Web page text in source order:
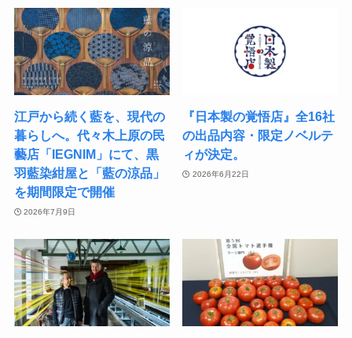
江戸から続く藍を、現代の
暮らしへ。代々木上原の民
藝店「IEGNIM」にて、黒
羽藍染紺屋と「藍の涼品」
を期間限定で開催
2026年7月9日
『日本製の覚悟店』全16社
の出品内容・限定ノベルテ
ィが決定。
2026年6月22日